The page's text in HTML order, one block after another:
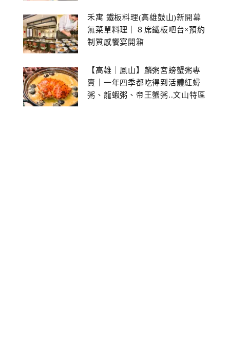
禾寓 鐵板料理(高雄鼓山)新開幕
無菜單料理｜８席鐵板吧台×預約
制質感饗宴開箱
【高雄｜鳳山】麟粥宮螃蟹粥專
賣｜一年四季都吃得到活體紅蟳
粥、龍蝦粥、帝王蟹粥..文山特區